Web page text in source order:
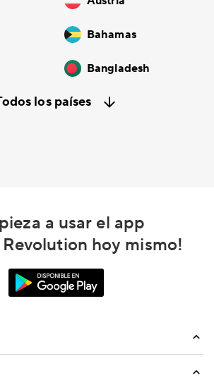
Bahamas
Bangladesh
los países
a usar el app
Revolution hoy mismo!